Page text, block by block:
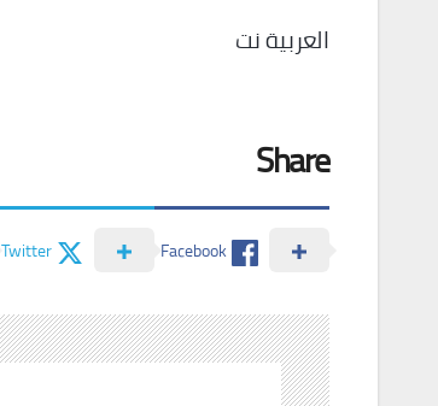
العربية نت
Share
Facebook
Twitter